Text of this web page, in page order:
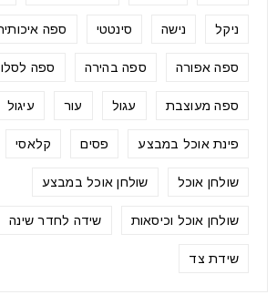
ניקל נישה סינטטי ספה
ספה אפורה ספה בהירה ספה
ספה מעוצבת עגול עור עיגול
פינת אוכל במבצע פסים קלאסי
שולחן אוכל שולחן אוכל במבצע
שולחן אוכל וכיסאות שידה לחדר שינה
שידת צד